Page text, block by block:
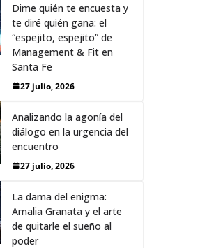
Dime quién te encuesta y
te diré quién gana: el
“espejito, espejito” de
Management & Fit en
Santa Fe
27 julio, 2026
Analizando la agonía del
diálogo en la urgencia del
encuentro
27 julio, 2026
La dama del enigma:
Amalia Granata y el arte
de quitarle el sueño al
poder